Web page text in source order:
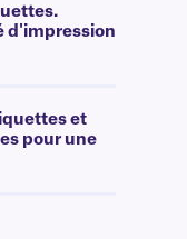
d'impression
et
pour une